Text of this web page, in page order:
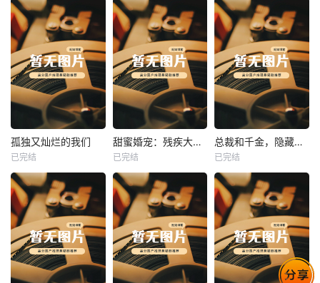
未知 未知 未知
热播
未知
孤独又灿烂的我们
已完结
热播
未知
甜蜜婚宠：残疾大佬夜夜撩
已完结
热播
未知
总裁和千金，隐藏身份闪婚了
已完结